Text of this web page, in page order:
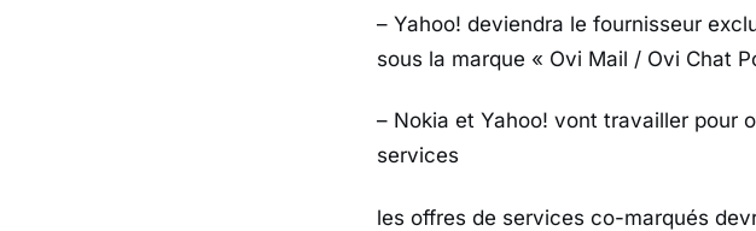
– Yahoo! deviendra le fournisseur
sous la marque « Ovi Mail / Ovi Chat
– Nokia et Yahoo! vont travailler pour
services
les offres de services co-marqués